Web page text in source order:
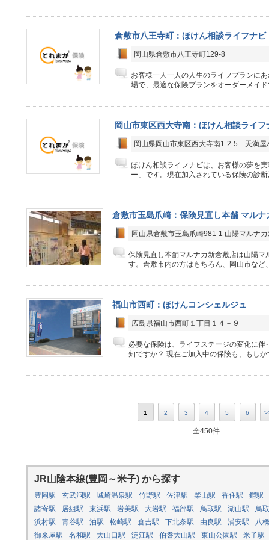
倉敷市八王寺町：ほけん相談ライフナ
岡山県倉敷市八王寺町129-8
お客様一人一人の人生のライフプランに
場で、最適な保険プランをオーダーメイ
岡山市東区西大寺南：ほけん相談ライ
岡山県岡山市東区西大寺南1-2-5 天満
ほけん相談ライフナビは、お客様の夢を
ー」です。現在加入されている保険の診
倉敷市玉島爪崎：保険見直し本舗 マルナ
岡山県倉敷市玉島爪崎981-1 山陽マルナ
保険見直し本舗マルナカ新倉敷店は山陽マ
す。倉敷市内の方はもちろん、岡山市など
福山市西町：ほけんコンシェルジュ
広島県福山市西町１丁目１４－９
必要な保険は、ライフステージの変化に
知ですか？ 現在ご加入中の保険も、もし
1 2 3 4 5 6
全450件
JR山陰本線(豊岡～米子) から探す
豊岡駅 玄武洞駅 城崎温泉駅 竹野駅 佐津駅 柴山駅 香住駅
鎧駅
諸寄駅
居組駅 東浜駅 岩美駅 大岩駅 福部駅 鳥取駅 湖山駅
鳥
浜村駅
青谷駅 泊駅 松崎駅 倉吉駅 下北条駅 由良駅 浦安駅
八
御来屋駅
名和駅 大山口駅 淀江駅 伯耆大山駅 東山公園駅 米子駅